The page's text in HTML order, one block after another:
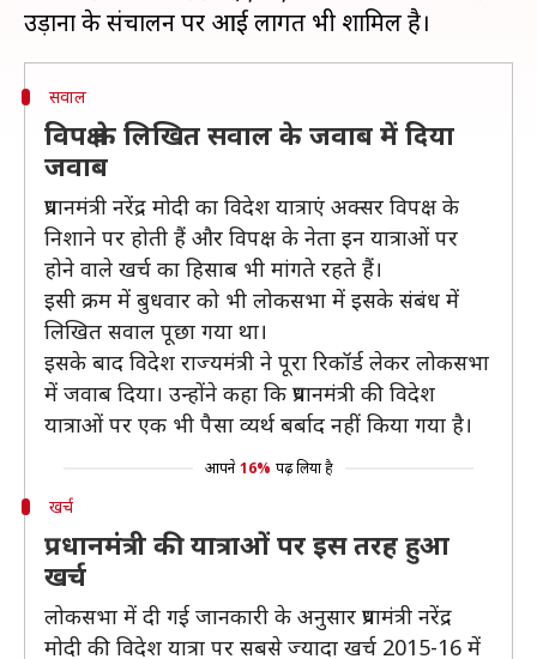
सवाल
विपक्ष के लिखित सवाल के जवाब में दिया
जवाब
प्रधानमंत्री नरेंद्र मोदी का विदेश यात्राएं अक्सर विपक्ष के
निशाने पर होती हैं और विपक्ष के नेता इन यात्राओं पर
होने वाले खर्च का हिसाब भी मांगते रहते हैं।
इसी क्रम में बुधवार को भी लोकसभा में इसके संबंध में
लिखित सवाल पूछा गया था।
इसके बाद विदेश राज्यमंत्री ने पूरा रिकॉर्ड लेकर लोकसभा
में जवाब दिया। उन्होंने कहा कि प्रधानमंत्री की विदेश
यात्राओं पर एक भी पैसा व्यर्थ बर्बाद नहीं किया गया है।
आपने 16% पढ़ लिया है
खर्च
प्रधानमंत्री की यात्राओं पर इस तरह हुआ
खर्च
लोकसभा में दी गई जानकारी के अनुसार प्रधामंत्री नरेंद्र
मोदी की विदेश यात्रा पर सबसे ज्यादा खर्च 2015-16 में